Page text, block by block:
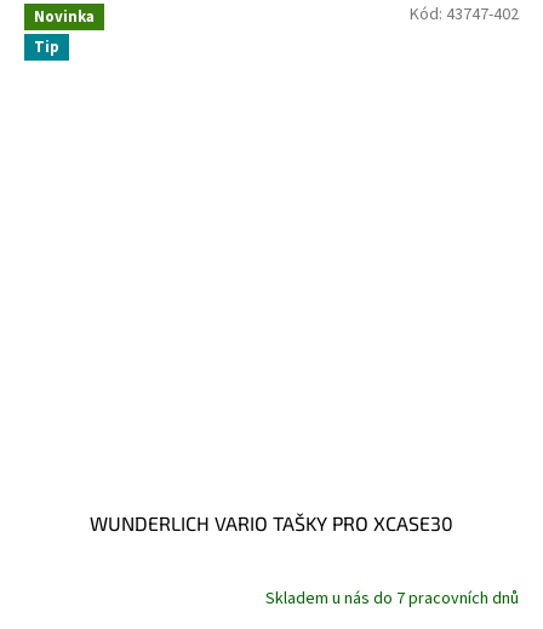
Novinka
Tip
WUNDERLICH VARIO TAŠKY PRO XCASE30
Skladem u nás do 7 pracovních dnů
Kód: 43747-402